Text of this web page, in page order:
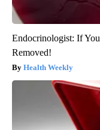
Endocrinologist: If
Removed!
Health Weekly